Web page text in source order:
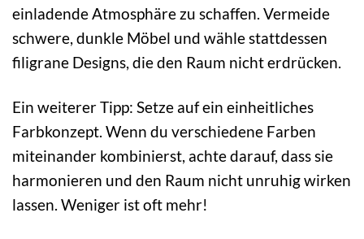
einladende Atmosphäre zu schaffen. Vermeide
schwere, dunkle Möbel und wähle stattdessen
filigrane Designs, die den Raum nicht erdrücken.
Ein weiterer Tipp: Setze auf ein einheitliches
Farbkonzept. Wenn du verschiedene Farben
miteinander kombinierst, achte darauf, dass sie
harmonieren und den Raum nicht unruhig wirken
lassen. Weniger ist oft mehr!